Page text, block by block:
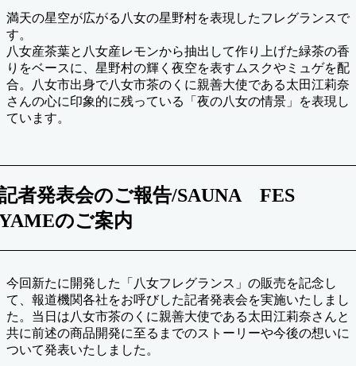
満天の星空が広がる八女の星野村を表現したフレグランスで
す。
八女産茶葉と八女産レモンから抽出して作り上げた緑茶の香
りをベースに、星野村の輝く夜空を表すムスクやミュゲを配
合。八女市出身で八女市茶のくに親善大使である太田江莉奈
さんの心に印象的に残っている「夜の八女の情景」を表現し
ています。
者発表会のご報告/SAUNA FES
のご案内
今回新たに開発した「八女フレグランス」の販売を記念し
て、報道機関各社をお呼びした記者発表会を実施いたしまし
た。当日は八女市茶のくに親善大使である太田江莉奈さんと
共に前述の商品開発に至るまでのストーリーや今後の想いに
ついて発表いたしました。